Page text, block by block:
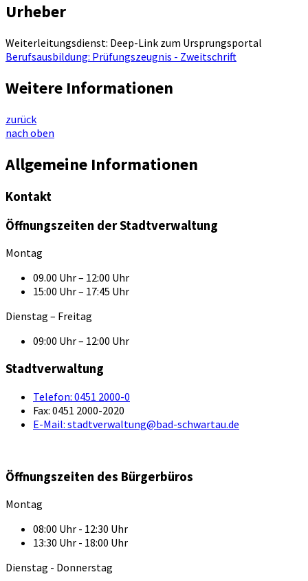
Urheber
Weiterleitungsdienst: Deep-Link zum Ursprungsportal
Berufsausbildung: Prüfungszeugnis - Zweitschrift
Weitere Informationen
zurück
nach oben
Allgemeine Informationen
Kontakt
Öffnungszeiten der Stadtverwaltung
Montag
09.00 Uhr – 12:00 Uhr
15:00 Uhr – 17:45 Uhr
Dienstag – Freitag
09:00 Uhr – 12:00 Uhr
Stadtverwaltung
Telefon: 0451 2000-0
Fax: 0451 2000-2020
E-Mail: stadtverwaltung@bad-schwartau.de
Öffnungszeiten des Bürgerbüros
Montag
08:00 Uhr - 12:30 Uhr
13:30 Uhr - 18:00 Uhr
Dienstag - Donnerstag